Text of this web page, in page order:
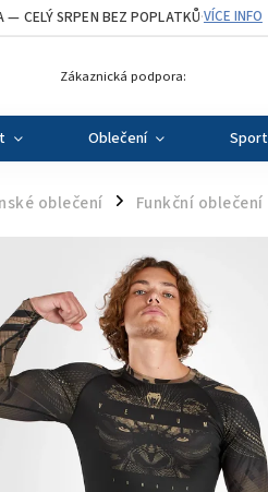
— CELÝ SRPEN BEZ POPLATKŮ·VÍCE INFO
Zákaznická podpora:
Oblečení
oblečení / Funkční oblečení